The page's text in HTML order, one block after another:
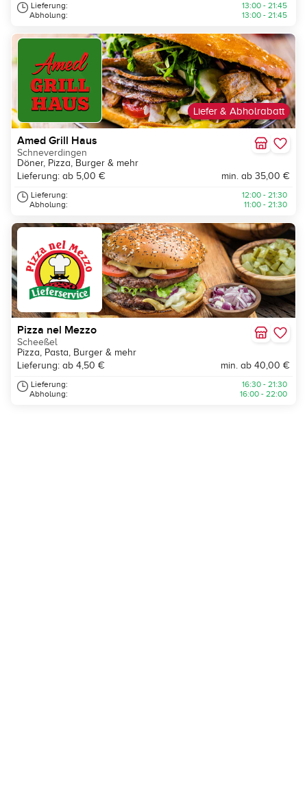
Lieferung:
Abholung:
13:00 - 21:45
13:00 - 21:45
Liefer & Abholrabatt
Amed Grill Haus
Schneverdingen
Döner, Pizza, Burger & mehr
Lieferung: ab 5,00 €
min. ab 35,00 €
Lieferung:
Abholung:
12:00 - 21:30
11:00 - 21:30
Pizza nel Mezzo
Scheeßel
Pizza, Pasta, Burger & mehr
Lieferung: ab 4,50 €
min. ab 40,00 €
Lieferung:
Abholung:
16:30 - 21:30
16:00 - 22:00